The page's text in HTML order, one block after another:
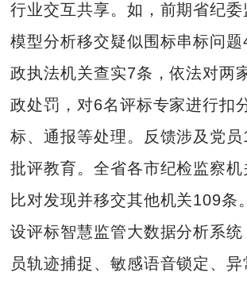
行业交互共享。如，前期省纪
模型分析移交疑似围标串标问
政执法机关查实7条，依法对两
政处罚，对6名评标专家进行扣
标、通报等处理。反馈涉及党员
批评教育。全省各市纪检监察
比对发现并移交其他机关109条
设评标智慧监管大数据分析系统
员轨迹捕捉、敏感语音锁定、